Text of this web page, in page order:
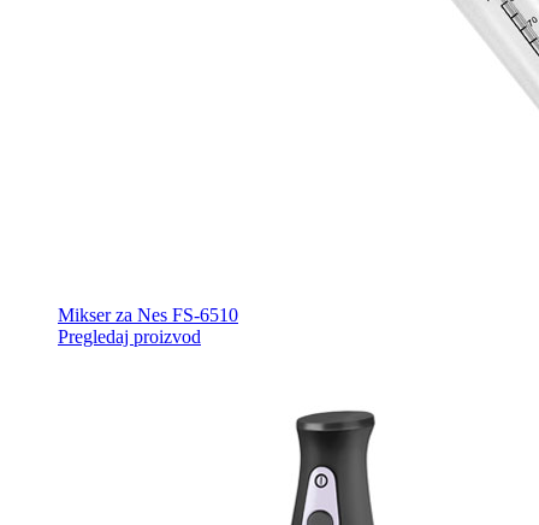
Mikser za Nes FS-6510
Pregledaj proizvod